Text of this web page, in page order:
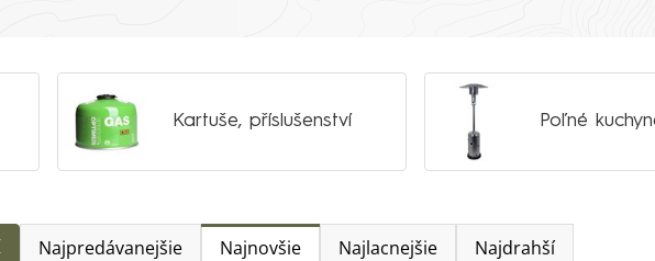
Kartuše, příslušenství Poľné
Najpredávanejšie Najnovšie Najlacnejšie Najdrahší